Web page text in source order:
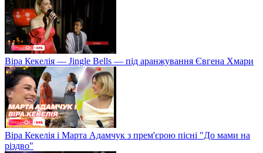
Віра Кекелія — Jingle Bells — під аранжування Євгена Хмари
Віра Кекелія і Марта Адамчук з прем'єрою пісні "До мами на
різдво"